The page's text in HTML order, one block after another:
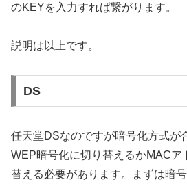
のKEYを入力すれば繋がります。
説明は以上です。
DS
任天堂DSなのですが暗号化方式が
WEP暗号化に切り替えるかMACア
替える必要があります。まずは暗